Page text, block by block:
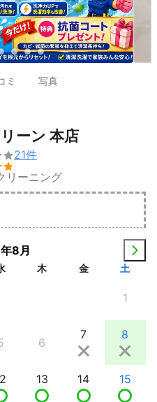
● ● ●
ミ 写真
ーン 本店
21件
リーニング
8月
木 金 土
1
6
7 8
13 14 15